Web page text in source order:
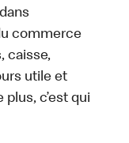
commerce
caisse,
utile et
c’est qui